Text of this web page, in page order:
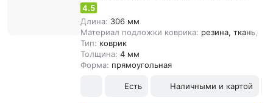
350х260х4 мм, 513303
4.5
Длина: 306 мм
Материал подложки коврика: резина, ткань,
Тип: коврик
Толщина: 4 мм
Форма: прямоугольная
Есть Наличными и картой